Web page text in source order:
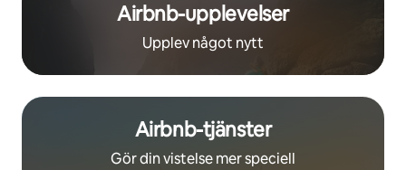
Airbnb-upplevelser
Upplev något nytt
Airbnb-tjänster
Gör din vistelse mer speciell